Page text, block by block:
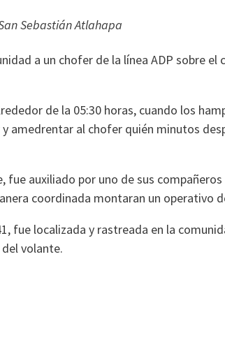
Sebastián Atlahapa
a un chofer de la línea ADP sobre el
de la 05:30 horas, cuando los
amedrentar al chofer quién minutos
auxiliado por uno de sus
coordinada montaran un operativo
fue localizada y rastreada en la
volante.